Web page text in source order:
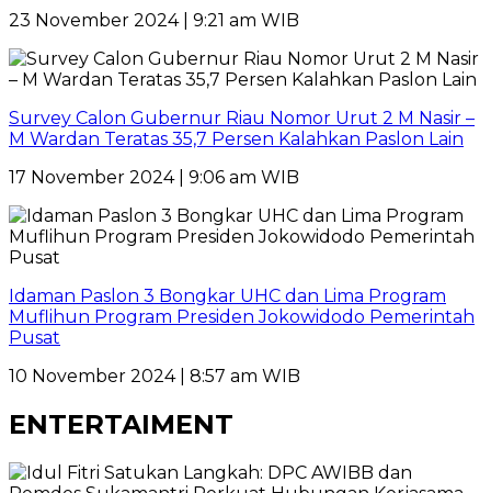
23 November 2024 | 9:21 am WIB
Survey Calon Gubernur Riau Nomor Urut 2 M Nasir –
M Wardan Teratas 35,7 Persen Kalahkan Paslon Lain
17 November 2024 | 9:06 am WIB
Idaman Paslon 3 Bongkar UHC dan Lima Program
Muflihun Program Presiden Jokowidodo Pemerintah
Pusat
10 November 2024 | 8:57 am WIB
ENTERTAIMENT